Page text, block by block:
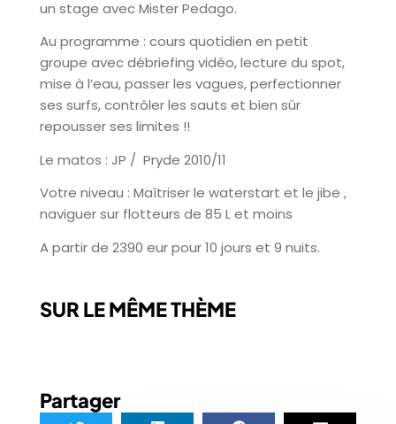
un stage avec Mister Pedago.
Au programme : cours quotidien en petit
groupe avec débriefing vidéo, lecture du spot,
mise à l’eau, passer les vagues, perfectionner
ses surfs, contrôler les sauts et bien sûr
repousser ses limites !!
Le matos : JP / Pryde 2010/11
Votre niveau : Maîtriser le waterstart et le jibe ,
naviguer sur flotteurs de 85 L et moins
A partir de 2390 eur pour 10 jours et 9 nuits.
SUR LE MÊME THÈME
Partager